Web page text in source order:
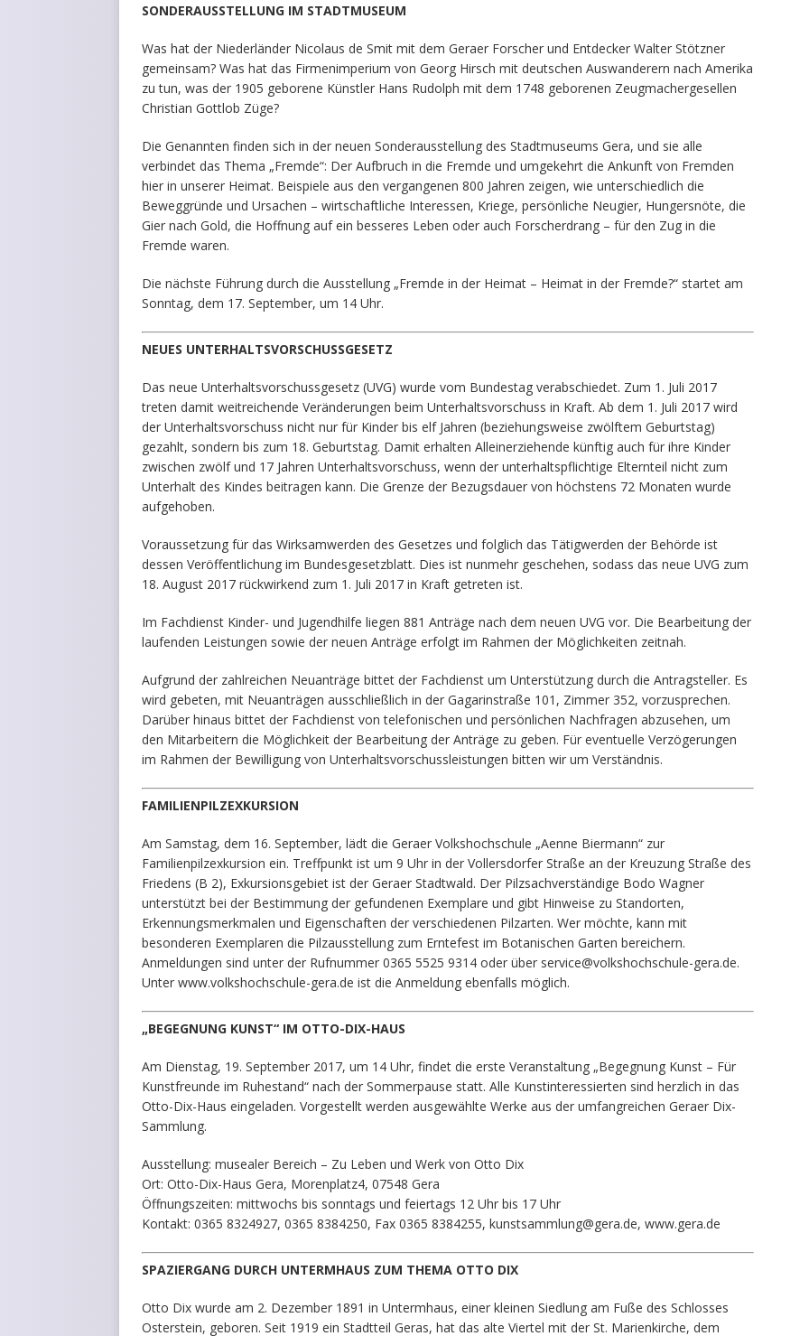
SONDERAUSSTELLUNG IM STADTMUSEUM
Was hat der Niederländer Nicolaus de Smit mit dem Geraer Forscher und Entdecker Walter Stötzner
gemeinsam? Was hat das Firmenimperium von Georg Hirsch mit deutschen Auswanderern nach Amerika
zu tun, was der 1905 geborene Künstler Hans Rudolph mit dem 1748 geborenen Zeugmachergesellen
Christian Gottlob Züge?
Die Genannten finden sich in der neuen Sonderausstellung des Stadtmuseums Gera, und sie alle
verbindet das Thema „Fremde“: Der Aufbruch in die Fremde und umgekehrt die Ankunft von Fremden
hier in unserer Heimat. Beispiele aus den vergangenen 800 Jahren zeigen, wie unterschiedlich die
Beweggründe und Ursachen – wirtschaftliche Interessen, Kriege, persönliche Neugier, Hungersnöte, die
Gier nach Gold, die Hoffnung auf ein besseres Leben oder auch Forscherdrang – für den Zug in die
Fremde waren.
Die nächste Führung durch die Ausstellung „Fremde in der Heimat – Heimat in der Fremde?“ startet am
Sonntag, dem 17. September, um 14 Uhr.
NEUES UNTERHALTSVORSCHUSSGESETZ
Das neue Unterhaltsvorschussgesetz (UVG) wurde vom Bundestag verabschiedet. Zum 1. Juli 2017
treten damit weitreichende Veränderungen beim Unterhaltsvorschuss in Kraft. Ab dem 1. Juli 2017 wird
der Unterhaltsvorschuss nicht nur für Kinder bis elf Jahren (beziehungsweise zwölftem Geburtstag)
gezahlt, sondern bis zum 18. Geburtstag. Damit erhalten Alleinerziehende künftig auch für ihre Kinder
zwischen zwölf und 17 Jahren Unterhaltsvorschuss, wenn der unterhaltspflichtige Elternteil nicht zum
Unterhalt des Kindes beitragen kann. Die Grenze der Bezugsdauer von höchstens 72 Monaten wurde
aufgehoben.
Voraussetzung für das Wirksamwerden des Gesetzes und folglich das Tätigwerden der Behörde ist
dessen Veröffentlichung im Bundesgesetzblatt. Dies ist nunmehr geschehen, sodass das neue UVG zum
18. August 2017 rückwirkend zum 1. Juli 2017 in Kraft getreten ist.
Im Fachdienst Kinder- und Jugendhilfe liegen 881 Anträge nach dem neuen UVG vor. Die Bearbeitung der
laufenden Leistungen sowie der neuen Anträge erfolgt im Rahmen der Möglichkeiten zeitnah.
Aufgrund der zahlreichen Neuanträge bittet der Fachdienst um Unterstützung durch die Antragsteller. Es
wird gebeten, mit Neuanträgen ausschließlich in der Gagarinstraße 101, Zimmer 352, vorzusprechen.
Darüber hinaus bittet der Fachdienst von telefonischen und persönlichen Nachfragen abzusehen, um
den Mitarbeitern die Möglichkeit der Bearbeitung der Anträge zu geben. Für eventuelle Verzögerungen
im Rahmen der Bewilligung von Unterhaltsvorschussleistungen bitten wir um Verständnis.
FAMILIENPILZEXKURSION
Am Samstag, dem 16. September, lädt die Geraer Volkshochschule „Aenne Biermann“ zur
Familienpilzexkursion ein. Treffpunkt ist um 9 Uhr in der Vollersdorfer Straße an der Kreuzung Straße des
Friedens (B 2), Exkursionsgebiet ist der Geraer Stadtwald. Der Pilzsachverständige Bodo Wagner
unterstützt bei der Bestimmung der gefundenen Exemplare und gibt Hinweise zu Standorten,
Erkennungsmerkmalen und Eigenschaften der verschiedenen Pilzarten. Wer möchte, kann mit
besonderen Exemplaren die Pilzausstellung zum Erntefest im Botanischen Garten bereichern.
Anmeldungen sind unter der Rufnummer 0365 5525 9314 oder über service@volkshochschule-gera.de.
Unter www.volkshochschule-gera.de ist die Anmeldung ebenfalls möglich.
„BEGEGNUNG KUNST“ IM OTTO-DIX-HAUS
Am Dienstag, 19. September 2017, um 14 Uhr, findet die erste Veranstaltung „Begegnung Kunst – Für
Kunstfreunde im Ruhestand“ nach der Sommerpause statt. Alle Kunstinteressierten sind herzlich in das
Otto-Dix-Haus eingeladen. Vorgestellt werden ausgewählte Werke aus der umfangreichen Geraer Dix-
Sammlung.
Ausstellung: musealer Bereich – Zu Leben und Werk von Otto Dix
Ort: Otto-Dix-Haus Gera, Morenplatz4, 07548 Gera
Öffnungszeiten: mittwochs bis sonntags und feiertags 12 Uhr bis 17 Uhr
Kontakt: 0365 8324927, 0365 8384250, Fax 0365 8384255, kunstsammlung@gera.de, www.gera.de
SPAZIERGANG DURCH UNTERMHAUS ZUM THEMA OTTO DIX
Otto Dix wurde am 2. Dezember 1891 in Untermhaus, einer kleinen Siedlung am Fuße des Schlosses
Osterstein, geboren. Seit 1919 ein Stadtteil Geras, hat das alte Viertel mit der St. Marienkirche, dem